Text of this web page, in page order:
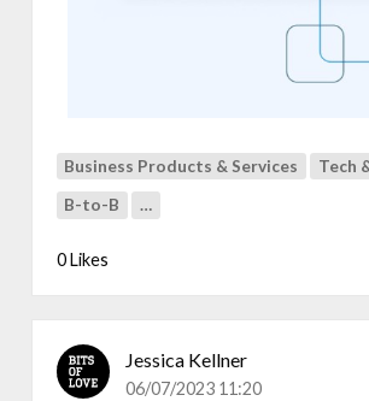
Business Products & Services Tech
B-to-B …
0 Likes
Jessica Kellner
06/07/2023 11:20